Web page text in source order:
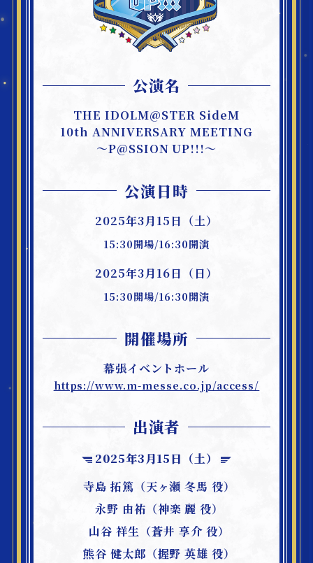
GOODS
物販情報
Blu-ray
ブルーレイ情報
ATTENTION
Q&A
公演名
THE IDOLM@STER SideM
10th ANNIVERSARY MEETING
～P@SSION UP!!!～
公演日時
2025年3月15日（土）
15:30開場/16:30開演
2025年3月16日（日）
15:30開場/16:30開演
開催場所
幕張イベントホール
https://www.m-messe.co.jp/access/
出演者
2025年3月15日（土）
寺島 拓篤（天ヶ瀬 冬馬 役）
永野 由祐（神楽 麗 役）
山谷 祥生（蒼井 享介 役）
熊谷 健太郎（握野 英雄 役）